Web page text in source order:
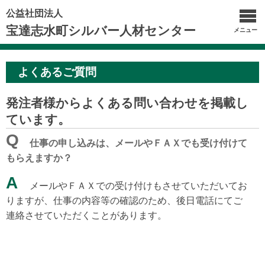
公益社団法人
宝達志水町シルバー人材センター メニュー
よくあるご質問
発注者様からよくある問い合わせを掲載し
ています。
Q
仕事の申し込みは、メールやＦＡＸでも受け付けて
もらえますか？
A
メールやＦＡＸでの受け付けもさせていただいてお
りますが、仕事の内容等の確認のため、後日電話にてご
連絡させていただくことがあります。